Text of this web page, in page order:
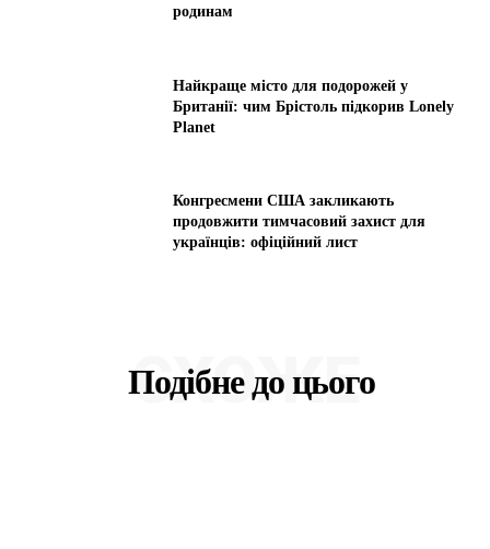
родинам
Найкраще місто для подорожей у
Британії: чим Брістоль підкорив Lonely
Planet
Конгресмени США закликають
продовжити тимчасовий захист для
українців: офіційний лист
Подібне до цього
СХОЖЕ